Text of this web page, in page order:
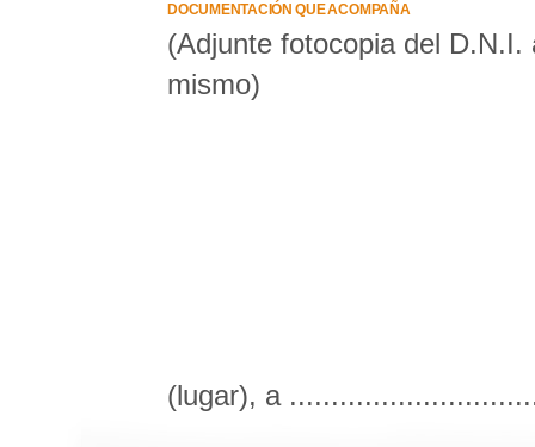
DOCUMENTACIÓN QUE ACOMPAÑA
(Adjunte fotocopia del
mismo)
(lugar), a